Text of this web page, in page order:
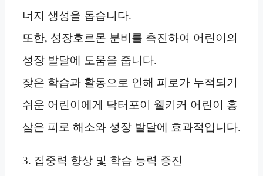
너지 생성을 돕습니다.
또한, 성장호르몬 분비를 촉진하여 어린이의
성장 발달에 도움을 줍니다.
잦은 학습과 활동으로 인해 피로가 누적되기
쉬운 어린이에게 닥터포이 웰키커 어린이 홍
삼은 피로 해소와 성장 발달에 효과적입니다.
3. 집중력 향상 및 학습 능력 증진